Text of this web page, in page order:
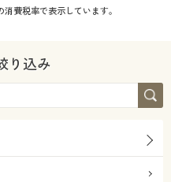
費税率で表示しています。
り込み